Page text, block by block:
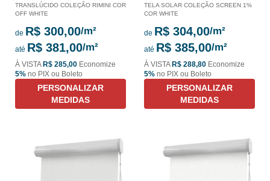
TRANSLÚCIDO COLEÇÃO RIMINI COR
OFF WHITE
de R$ 300,00
até R$ 381,00
À VISTAR$ 285,00 Economize
5% no PIX ou Boleto
PERSONALIZAR
MEDIDAS
TELA SOLAR COLEÇÃO SCREEN 1%
COR WHITE
de R$ 304,00
até R$ 385,00
À VISTAR$ 288,80 Economize
5% no PIX ou Boleto
PERSONALIZAR
MEDIDAS